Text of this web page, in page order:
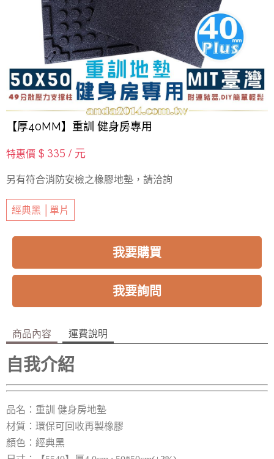
【厚40MM】重訓 健身房專用
特惠價 $ 335 / 元
另有符合消防安檢之橡膠地墊，請洽詢
經典黑 │單片
我要購買
我要詢問
商品內容 運費說明
自我介紹
品名：重訓 健身房地墊
材質：環保可回收再製橡膠
顏色：經典黑